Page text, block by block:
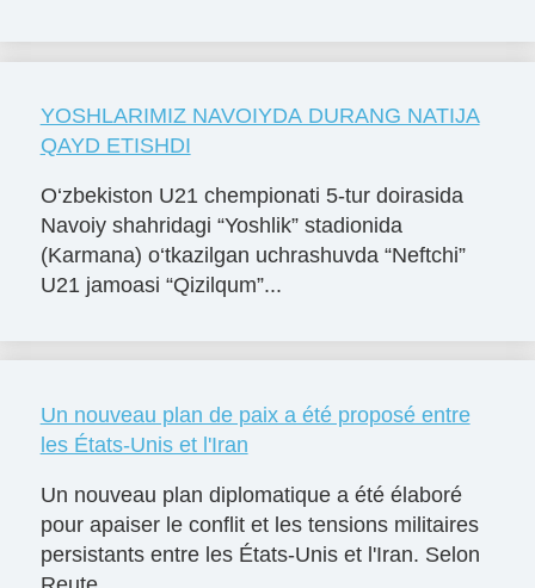
YOSHLARIMIZ NAVOIYDA DURANG NATIJA
QAYD ETISHDI
O‘zbekiston U21 chempionati 5-tur doirasida
Navoiy shahridagi “Yoshlik” stadionida
(Karmana) o‘tkazilgan uchrashuvda “Neftchi”
U21 jamoasi “Qizilqum”...
Un nouveau plan de paix a été proposé entre
les États-Unis et l'Iran
Un nouveau plan diplomatique a été élaboré
pour apaiser le conflit et les tensions militaires
persistants entre les États-Unis et l'Iran. Selon